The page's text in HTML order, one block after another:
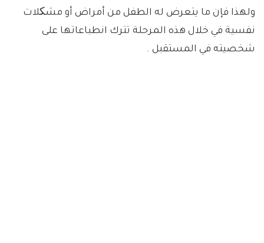
ولهذا فإن ما يتعرض له الطفل من أمراض أو مشکلات
نفسية في خلال هذه المرحلة تترك انطباعاتها على
شخصيته في المستقبل .